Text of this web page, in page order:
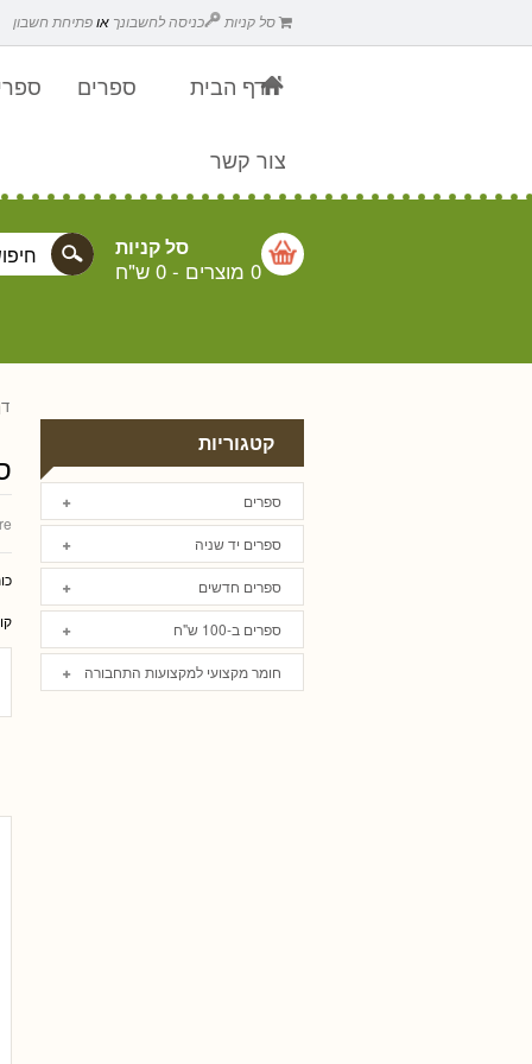
סל קניות כניסה לחשבונך אופתיחת חשבון
דף הבית ספרים
צור קשר
סל קניות
0 מוצרים - 0 ש"ח
קטגוריות
ספרים
ספרים יד שניה
ספרים חדשים
ספרים ב-100 ש"ח
חומר מקצועי למקצועות התחבורה